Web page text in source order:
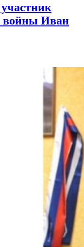
войны Иван